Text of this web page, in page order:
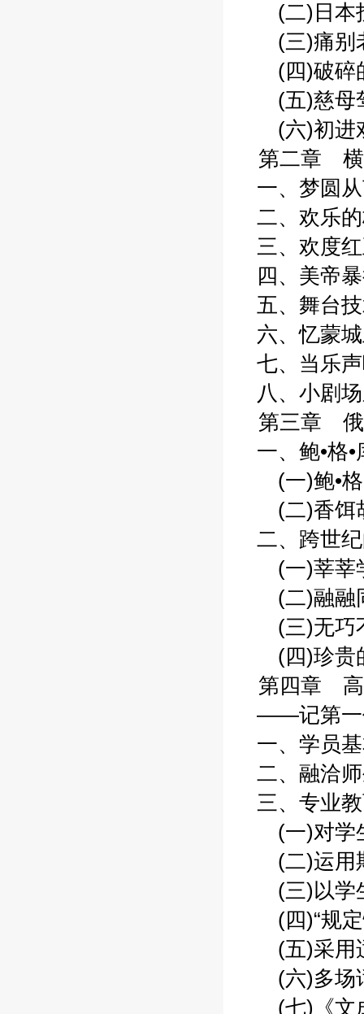
(二)日本
(三)痛别
(四)破碎
(五)慈母
(六)初进
第二章 横
一、梦圆从
二、欢乐的
三、欢度红
四、美帝暴
五、舞台技
六、忆蒙城
七、当乐声
八、小剧场
第三章 俄
一、鲍•格•
(一)鲍•格•
(二)香饵胡
二、跨世纪
(一)莘莘
(二)融融
(三)无巧
(四)珍贵
第四章 高
——记第一
一、学员基
二、融洽师
三、专业教
(一)对学生
(二)运用斯
(三)以学生
(四)“规定
(五)采用适
(六)多场话
(七)《文成